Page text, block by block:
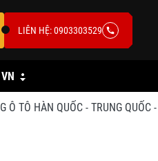
LIÊN HỆ: 0903303529
VN
HÀN QUỐC - TRUNG QUỐC -